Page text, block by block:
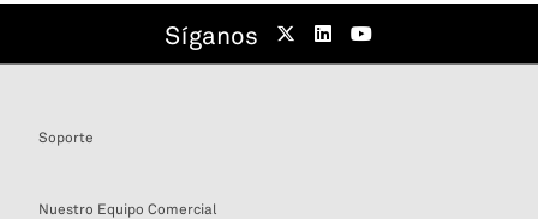
Síganos
Soporte
Nuestro Equipo Comercial